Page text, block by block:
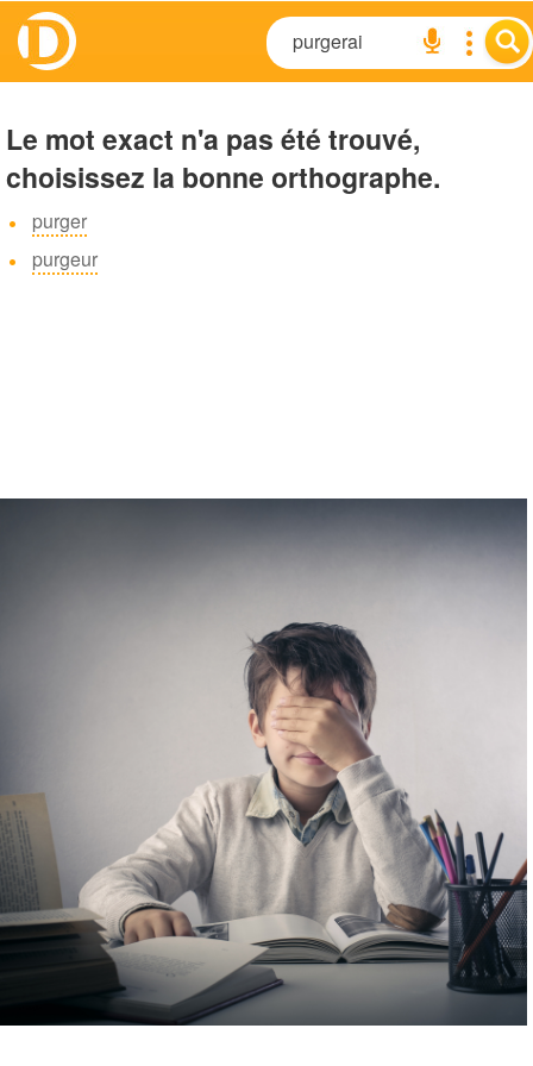
Le mot exact n'a pas été trouvé,
choisissez la bonne orthographe.
purger
purgeur